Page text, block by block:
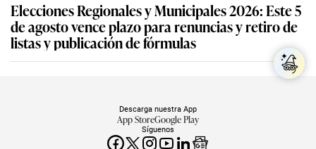
Elecciones Regionales y Municipales 2026: Este 5
de agosto vence plazo para renuncias y retiro de
listas y publicación de fórmulas
Síguenos
Descarga nuestra App
App StoreGoogle Play